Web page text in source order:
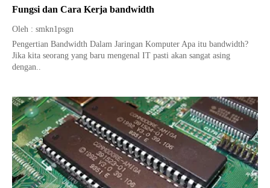
Fungsi dan Cara Kerja bandwidth
Oleh : smkn1psgn
Pengertian Bandwidth Dalam Jaringan Komputer Apa itu bandwidth?
Jika kita seorang yang baru mengenal IT pasti akan sangat asing
dengan..